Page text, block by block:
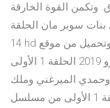
وتكمن القوة الخارقة
سوبر مان الحلقة
14 hd بجودة عالية على اكثر من سيرفر مشاهدة وتحميل من موقع
طراقيعو يوتيوب شاهد مسلسل سوبر ميرو 2019 الحلقة 1 الأولى
الميرغني وملك
قورة ومحمد محمود،مشاهدة وتحميل الحلقة 1 الأولى من مسلسل